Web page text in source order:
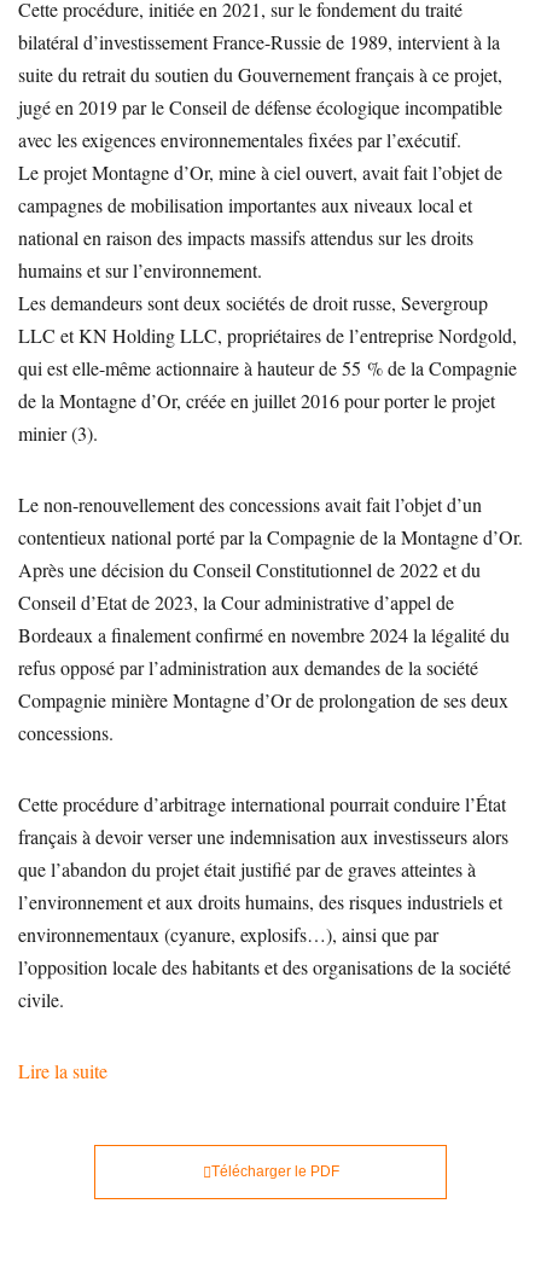
Cette procédure, initiée en 2021, sur le fondement du traité
bilatéral d’investissement France-Russie de 1989, intervient à la
suite du retrait du soutien du Gouvernement français à ce projet,
jugé en 2019 par le Conseil de défense écologique incompatible
avec les exigences environnementales fixées par l’exécutif.
Le projet Montagne d’Or, mine à ciel ouvert, avait fait l’objet de
campagnes de mobilisation importantes aux niveaux local et
national en raison des impacts massifs attendus sur les droits
humains et sur l’environnement.
Les demandeurs sont deux sociétés de droit russe, Severgroup
LLC et KN Holding LLC, propriétaires de l’entreprise Nordgold,
qui est elle-même actionnaire à hauteur de 55 % de la Compagnie
de la Montagne d’Or, créée en juillet 2016 pour porter le projet
minier (3).
Le non-renouvellement des concessions avait fait l’objet d’un
contentieux national porté par la Compagnie de la Montagne d’Or.
Après une décision du Conseil Constitutionnel de 2022 et du
Conseil d’Etat de 2023, la Cour administrative d’appel de
Bordeaux a finalement confirmé en novembre 2024 la légalité du
refus opposé par l’administration aux demandes de la société
Compagnie minière Montagne d’Or de prolongation de ses deux
concessions.
Cette procédure d’arbitrage international pourrait conduire l’État
français à devoir verser une indemnisation aux investisseurs alors
que l’abandon du projet était justifié par de graves atteintes à
l’environnement et aux droits humains, des risques industriels et
environnementaux (cyanure, explosifs…), ainsi que par
l’opposition locale des habitants et des organisations de la société
civile.
Lire la suite
Télécharger le PDF